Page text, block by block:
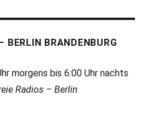
BERLIN BRANDENBURG
morgens bis 6:00 Uhr nachts
Radios – Berlin